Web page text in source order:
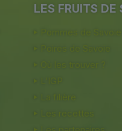
LES FRUITS DE